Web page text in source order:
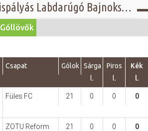
2024-25 Városi Kispályás Labdarúgó Bajnokság - Góllövő lista - NEOsport csoport
Góllövők
Csapat Gólok Sárga
l.
Piros
l.
Kék
l.
Füles FC 21 0 0 0
ZOTU Reform
21 0 0 0